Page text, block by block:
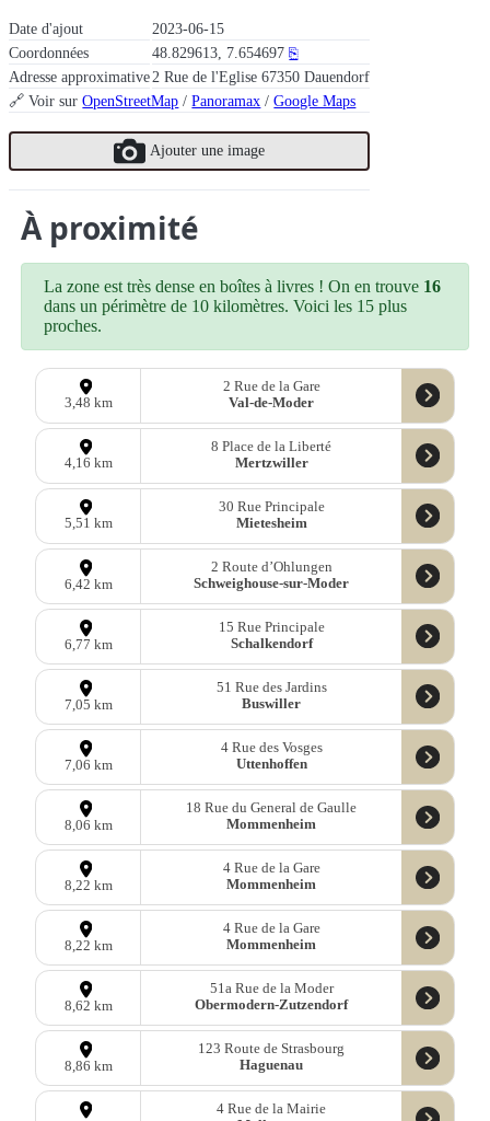
Date d'ajout
2023-06-15
Coordonnées
48.829613, 7.654697 ⎘
Adresse approximative2 Rue de l'Eglise 67350 Dauendorf
🔗 Voir surOpenStreetMap /Panoramax /Google Maps
Ajouter une image
À proximité
La zone est très dense en boîtes à livres ! On en trouve 16
dans un périmètre de 10 kilomètres. Voici les 15 plus
proches.
3,48 km
2 Rue de la Gare
Val-de-Moder
4,16 km
8 Place de la Liberté
Mertzwiller
5,51 km
30 Rue Principale
Mietesheim
6,42 km
2 Route d’Ohlungen
Schweighouse-sur-Moder
6,77 km
15 Rue Principale
Schalkendorf
7,05 km
51 Rue des Jardins
Buswiller
7,06 km
4 Rue des Vosges
Uttenhoffen
8,06 km
18 Rue du General de Gaulle
Mommenheim
8,22 km
4 Rue de la Gare
Mommenheim
8,22 km
4 Rue de la Gare
Mommenheim
8,62 km
51a Rue de la Moder
Obermodern-Zutzendorf
8,86 km
123 Route de Strasbourg
Haguenau
4 Rue de la Mairie